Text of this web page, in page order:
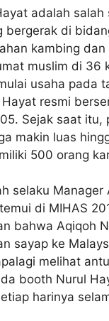
adalah salah
bergerak di
kambing dan
muslim di 36
usaha pada
resmi
Sejak saat itu,
makin luas
500 orang
selaku Manager
di MIHAS
bahwa Aqiqoh
sayap ke
melihat
booth Nurul
harinya